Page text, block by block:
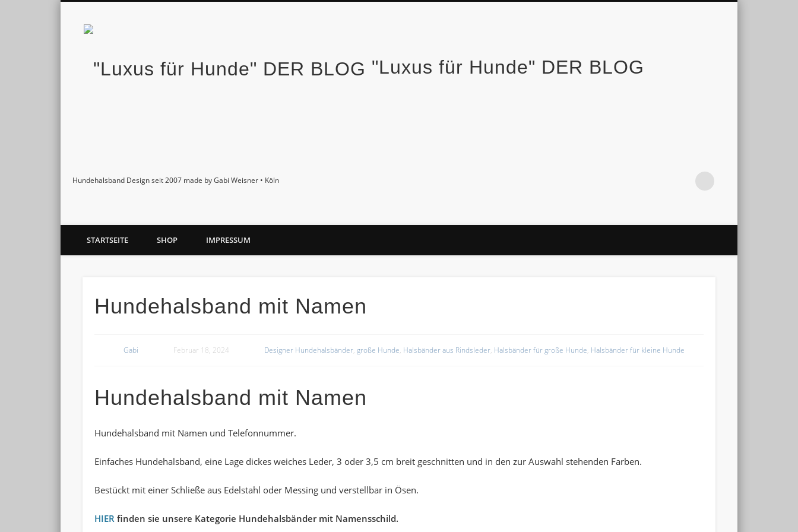
"Luxus für Hunde" DER BLOG
Hundehalsband Design seit 2007 made by Gabi Weisner • Köln
PinterestGoogle+
STARTSEITE SHOP IMPRESSUM
Hundehalsband mit Namen
Gabi Februar 18, 2024 Designer Hundehalsbänder, große Hunde, Halsbänder aus Rindsleder, Halsbänder für große Hunde, Halsbänder für kleine Hunde
Hundehalsband mit Namen
Hundehalsband mit Namen und Telefonnummer.
Einfaches Hundehalsband, eine Lage dickes weiches Leder, 3 oder 3,5 cm breit geschnitten und in den zur Auswahl stehenden Farben.
Bestückt mit einer Schließe aus Edelstahl oder Messing und verstellbar in Ösen.
HIER finden sie unsere Kategorie Hundehalsbänder mit Namensschild.